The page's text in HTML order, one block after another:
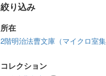
絞り込み
所在
2階明治法曹文庫（マイクロ室集
コレクション